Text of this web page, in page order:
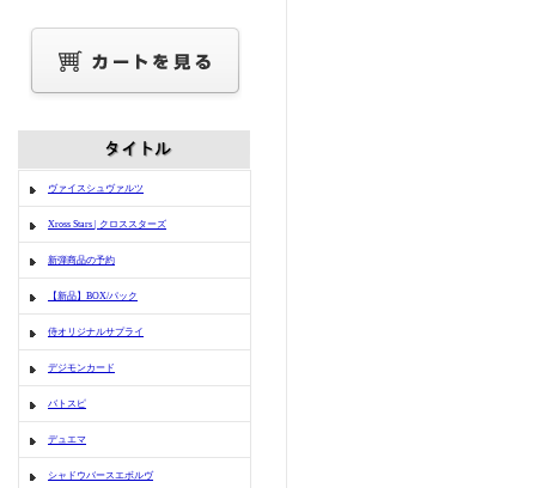
ヴァイスシュヴァルツ
Xross Stars | クロススターズ
新弾商品の予約
【新品】BOX/パック
侍オリジナルサプライ
デジモンカード
バトスピ
デュエマ
シャドウバースエボルヴ